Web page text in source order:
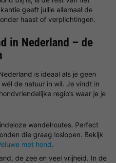
geeft jullie allemaal de
haast of verplichtingen.
in Nederland – de
is ideaal als je geen
de natuur in wil. Je vindt in
regio’s waar je je
wandelroutes. Perfect
die graag loslopen. Bekijk
met hond.
de zee en veel vrijheid. In de